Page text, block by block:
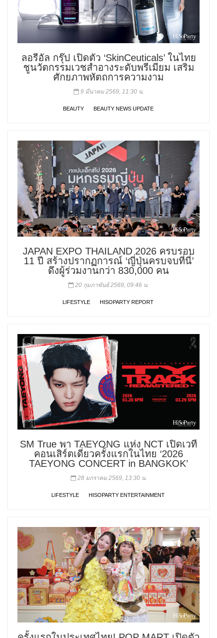
ลอรีอัล กรุ๊ป เปิดตัว ‘SkinCeuticals’ ในไทย
ชูนวัตกรรมเวชสำอางระดับพรีเมียม เสริม
ศักยภาพหัตถการความงาม
9 มีนาคม 2569, 11:30 น.
BEAUTY BEAUTY NEWS UPDATE
JAPAN EXPO THAILAND 2026 ครบรอบ
11 ปี สร้างปรากฏการณ์ ‘ญี่ปุ่นครบจบที่นี่’
ดึงผู้ร่วมงานกว่า 830,000 คน
20 กุมภาพันธ์ 2569, 09:46 น.
LIFESTYLE HISOPARTY REPORT
SM True พา TAEYONG แห่ง NCT เปิดเวที
คอนเสิร์ตเดี่ยวครั้งแรกในไทย ‘2026
TAEYONG CONCERT in BANGKOK’
28 มกราคม 2569, 13:30 น.
LIFESTYLE HISOPARTY ENTERTAINMENT